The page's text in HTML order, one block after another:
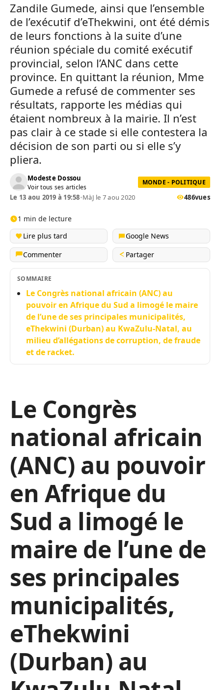
Zandile Gumede, ainsi que l’ensemble
de l’exécutif d’eThekwini, ont été démis
de leurs fonctions à la suite d’une
réunion spéciale du comité exécutif
provincial, selon l’ANC dans cette
province. En quittant la réunion, Mme
Gumede a refusé de commenter ses
résultats, rapporte les médias qui
étaient nombreux à la mairie. Il n’est
pas clair à ce stade si elle contestera la
décision de son parti ou si elle s’y
pliera.
Modeste Dossou
Voir tous ses articles
MONDE - POLITIQUE
Le 13 aou 2019 à 19:58•MàJ le 7 aou 2020 486vues
1 min de lecture
Lire plus tard
Google News
Commenter
Partager
SOMMAIRE
Le Congrès national africain (ANC) au
pouvoir en Afrique du Sud a limogé le maire
de l’une de ses principales municipalités,
eThekwini (Durban) au KwaZulu-Natal, au
milieu d’allégations de corruption, de fraude
et de racket.
Le Congrès
national africain
(ANC) au pouvoir
en Afrique du
Sud a limogé le
maire de l’une de
ses principales
municipalités,
eThekwini
(Durban) au